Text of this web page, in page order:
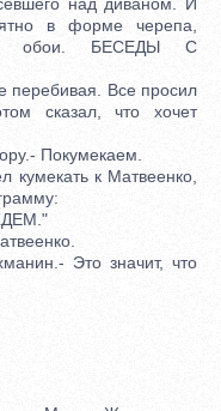
в форме черепа,
обои. БЕСЕДЫ С
Все просил
сказал, что хочет
Покумекаем.
к Матвеенко,
Это значит, что